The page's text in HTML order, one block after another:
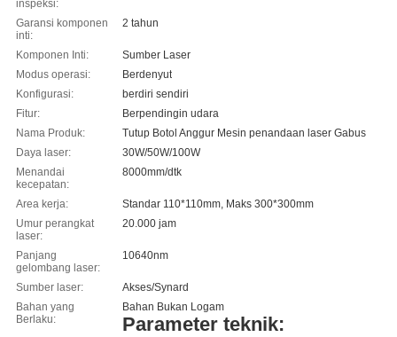
inspeksi:
Garansi komponen
inti:
2 tahun
Komponen Inti:
Sumber Laser
Modus operasi:
Berdenyut
Konfigurasi:
berdiri sendiri
Fitur:
Berpendingin udara
Nama Produk:
Tutup Botol Anggur Mesin penandaan laser Gabus
Daya laser:
30W/50W/100W
Menandai
kecepatan:
8000mm/dtk
Area kerja:
Standar 110*110mm, Maks 300*300mm
Umur perangkat
laser:
20.000 jam
Panjang
gelombang laser:
10640nm
Sumber laser:
Akses/Synard
Bahan yang
Berlaku:
Bahan Bukan Logam
Parameter teknik: